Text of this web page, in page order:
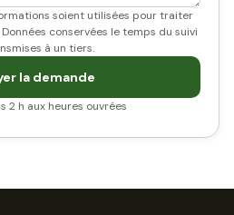
soient utilisées pour traiter
conservées le temps du suivi
à un tiers.
la demande
2 h aux heures ouvrées